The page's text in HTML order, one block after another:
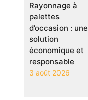
Rayonnage à
palettes
d’occasion : une
solution
économique et
responsable
3 août 2026